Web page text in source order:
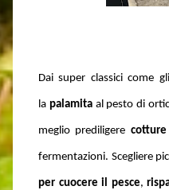
Dai super classici come
la palamitaal pesto di
meglio prediligere
fermentazioni. Scegliere
per cuocere il pesce,